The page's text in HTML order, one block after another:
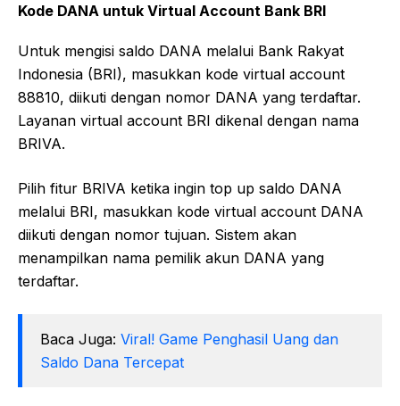
Kode DANA untuk Virtual Account Bank BRI
Untuk mengisi saldo DANA melalui Bank Rakyat
Indonesia (BRI), masukkan kode virtual account
88810, diikuti dengan nomor DANA yang terdaftar.
Layanan virtual account BRI dikenal dengan nama
BRIVA.
Pilih fitur BRIVA ketika ingin top up saldo DANA
melalui BRI, masukkan kode virtual account DANA
diikuti dengan nomor tujuan. Sistem akan
menampilkan nama pemilik akun DANA yang
terdaftar.
Baca Juga: Viral! Game Penghasil Uang dan
Saldo Dana Tercepat